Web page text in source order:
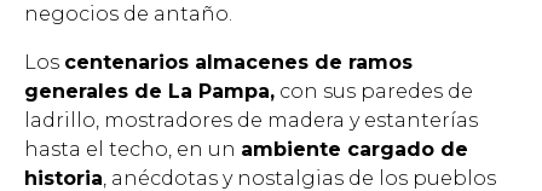
negocios de antaño.
Los centenarios almacenes de ramos
generales de La Pampa, con sus paredes de
ladrillo, mostradores de madera y estanterías
hasta el techo, en un ambiente cargado de
historia , anécdotas y nostalgias de los pueblos